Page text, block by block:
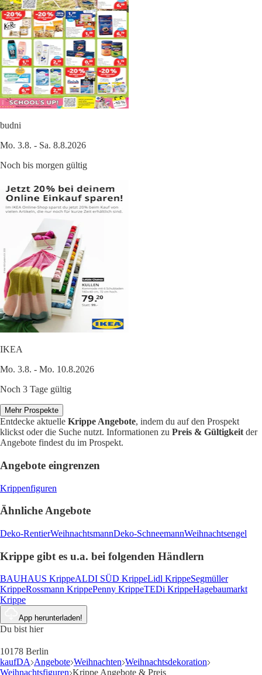
budni
Mo. 3.8. - Sa. 8.8.2026
Noch bis morgen gültig
IKEA
Mo. 3.8. - Mo. 10.8.2026
Noch 3 Tage gültig
Mehr Prospekte
Entdecke aktuelle Krippe Angebote, indem du auf den Prospekt
klickst oder die Suche nutzt. Informationen zu Preis & Gültigkeit der
Angebote findest du im Prospekt.
Angebote eingrenzen
Krippenfiguren
Ähnliche Angebote
Deko-RentierWeihnachtsmannDeko-SchneemannWeihnachtsengel
Krippe gibt es u.a. bei folgenden Händlern
BAUHAUS KrippeALDI SÜD KrippeLidl KrippeSegmüller
KrippeRossmann KrippePenny KrippeTEDi KrippeHagebaumarkt
Krippe
App herunterladen!
Du bist hier
10178 Berlin
kaufDA Angebote Weihnachten Weihnachtsdekoration
Weihnachtsfiguren Krippe Angebote & Preis